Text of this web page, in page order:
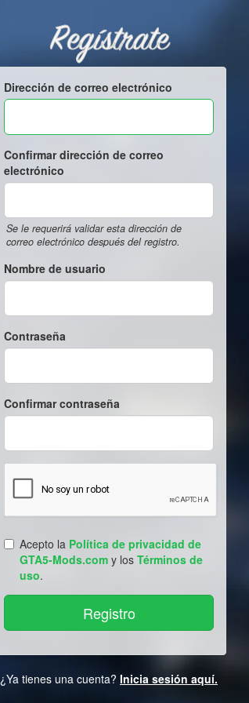
Regístrate
Dirección de correo electrónico
Confirmar dirección de correo
electrónico
Se le requerirá validar esta dirección de
correo electrónico después del registro.
Nombre de usuario
Contraseña
Confirmar contraseña
Acepto la Política de privacidad de
GTA5-Mods.com y los Términos de
uso.
¿Ya tienes una cuenta? Inicia sesión aquí.